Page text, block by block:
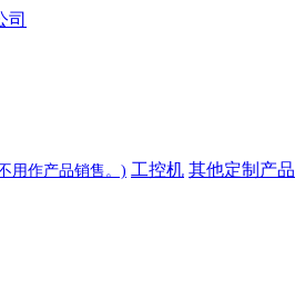
用作产品销售。) 工控机 其他定制产品